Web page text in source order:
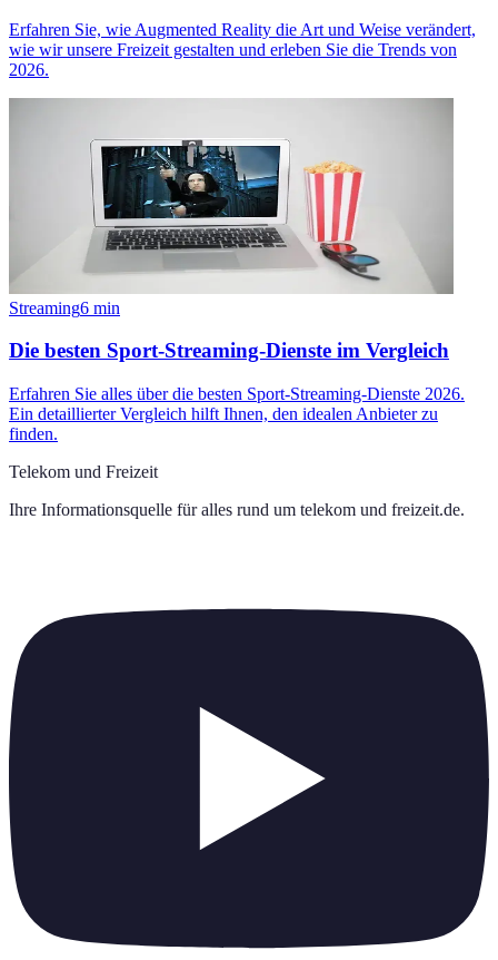
Erfahren Sie, wie Augmented Reality die Art und Weise verändert,
wie wir unsere Freizeit gestalten und erleben Sie die Trends von
2026.
Streaming6 min
Die besten Sport-Streaming-Dienste im Vergleich
Erfahren Sie alles über die besten Sport-Streaming-Dienste 2026.
Ein detaillierter Vergleich hilft Ihnen, den idealen Anbieter zu
finden.
Telekom und Freizeit
Ihre Informationsquelle für alles rund um telekom und freizeit.de.